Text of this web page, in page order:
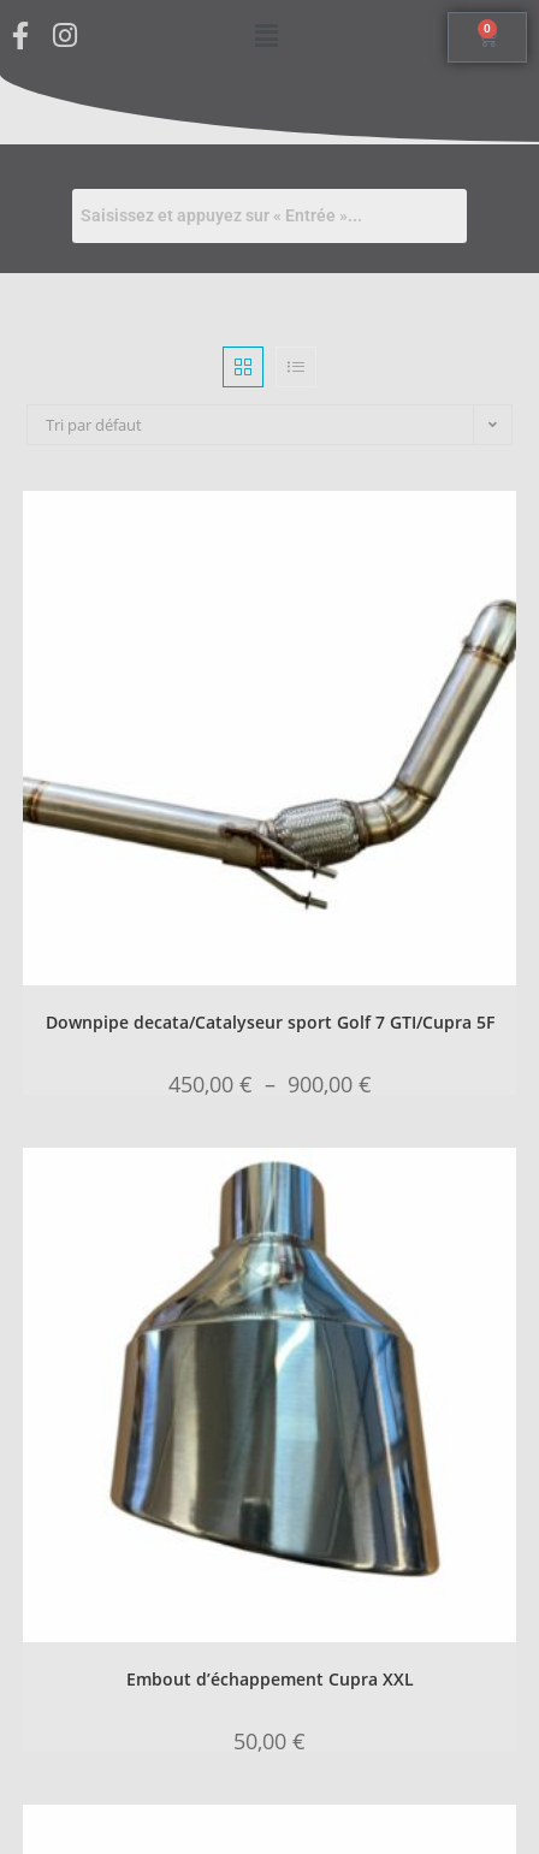
0
Tri par défaut
Downpipe decata/Catalyseur sport Golf 7 GTI/Cupra 5F
450,00 € – 900,00 €
Embout d’échappement Cupra XXL
50,00 €